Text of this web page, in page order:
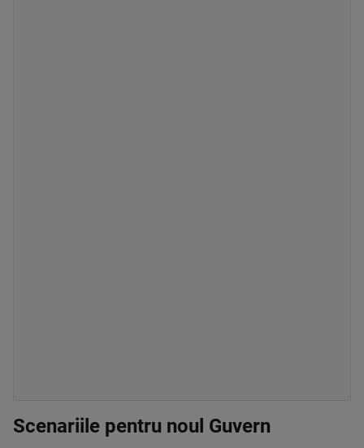
Scenariile pentru noul Guvern